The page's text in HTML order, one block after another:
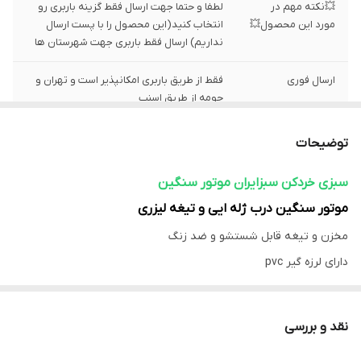
💥نکته مهم در
مورد این محصول💥
لطفا و حتما جهت ارسال فقط گزینه باربری رو
انتخاب کنید(این محصول را با پست ارسال
نداریم) ارسال فقط باربری جهت شهرستان ها
ارسال فوری
فقط از طریق باربری امکانپذیر است و تهران و
حومه از طریق اسنپ
جنس بدنه
جنس درب ژله ایی
❌نکته خیلی مهم❌
توضیحات
سبزی خردکن سبزایران موتور سنگین
موتور سنگین درب ژله ایی و تیغه لیزری
مخزن و تیغه قابل شستشو و ضد زنگ
دارای لرزه گیر pvc
نقد و بررسی